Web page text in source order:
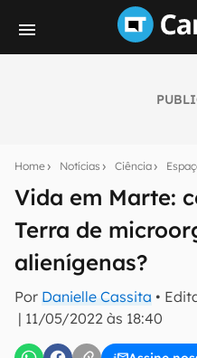
Home Notícias Ciência
Vida em Marte:
Terra de
alienígenas?
Por Danielle Cassita •
| 11/05/2022 às 18:40
notícias e reviews
mão.
E-mail